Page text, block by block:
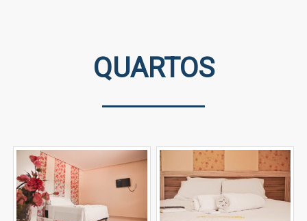
QUARTOS